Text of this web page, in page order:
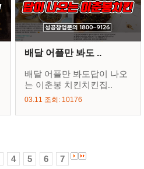
배달 어플만 봐도 ..
배달 어플만 봐도답이 나오
는 이춘봉 치킨치킨집..
03.11 조회: 10176
4 5 6 7